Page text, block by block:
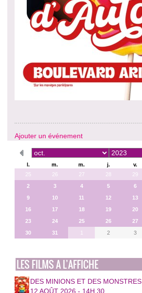
Ajouter un événement
l. m. m. j. v.
25
26 27 28 29
2
3 4 5 6
9
10 11 12 13
16
17 18 19 20
23
24 25 26 27
30
31 1 2 3
LES FILMS A L’AFFICHE
DES MINIONS ET DES MONSTRES
12 AOÛT 2026 - 14H 30